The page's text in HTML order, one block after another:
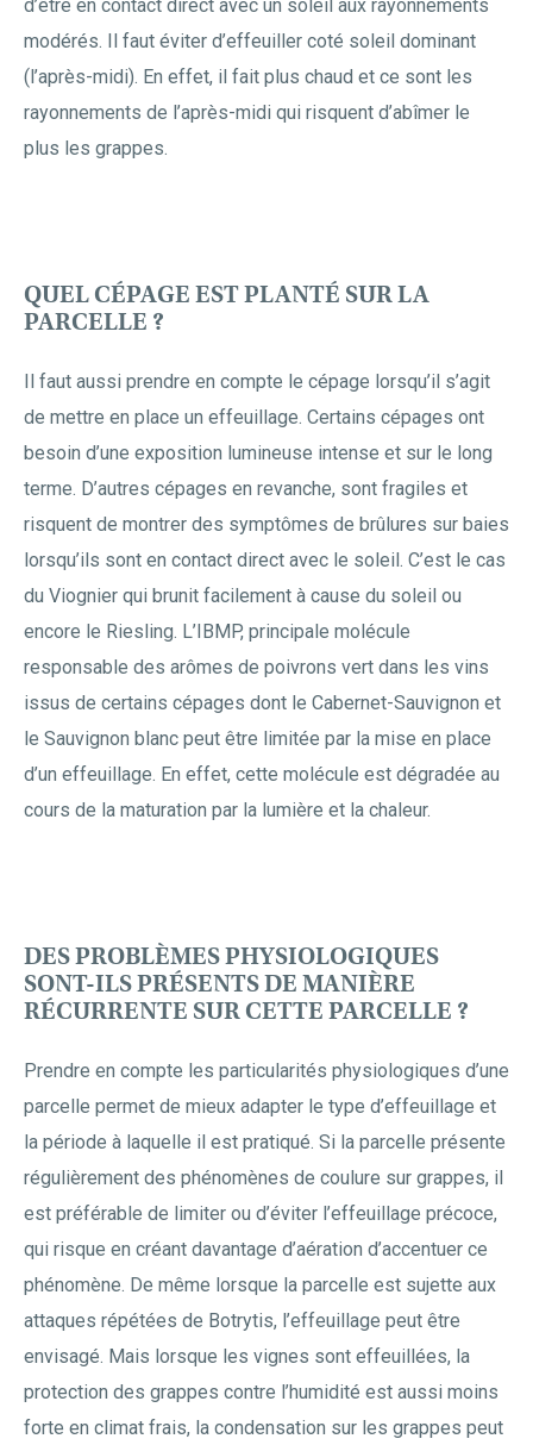
d’être en contact direct avec un soleil aux rayonnements
modérés. Il faut éviter d’effeuiller coté soleil dominant
(l’après-midi). En effet, il fait plus chaud et ce sont les
rayonnements de l’après-midi qui risquent d’abîmer le
plus les grappes.
QUEL CÉPAGE EST PLANTÉ SUR LA
PARCELLE ?
Il faut aussi prendre en compte le cépage lorsqu’il s’agit
de mettre en place un effeuillage. Certains cépages ont
besoin d’une exposition lumineuse intense et sur le long
terme. D’autres cépages en revanche, sont fragiles et
risquent de montrer des symptômes de brûlures sur baies
lorsqu’ils sont en contact direct avec le soleil. C’est le cas
du Viognier qui brunit facilement à cause du soleil ou
encore le Riesling. L’IBMP, principale molécule
responsable des arômes de poivrons vert dans les vins
issus de certains cépages dont le Cabernet-Sauvignon et
le Sauvignon blanc peut être limitée par la mise en place
d’un effeuillage. En effet, cette molécule est dégradée au
cours de la maturation par la lumière et la chaleur.
DES PROBLÈMES PHYSIOLOGIQUES
SONT-ILS PRÉSENTS DE MANIÈRE
RÉCURRENTE SUR CETTE PARCELLE ?
Prendre en compte les particularités physiologiques d’une
parcelle permet de mieux adapter le type d’effeuillage et
la période à laquelle il est pratiqué. Si la parcelle présente
régulièrement des phénomènes de coulure sur grappes, il
est préférable de limiter ou d’éviter l’effeuillage précoce,
qui risque en créant davantage d’aération d’accentuer ce
phénomène. De même lorsque la parcelle est sujette aux
attaques répétées de Botrytis, l’effeuillage peut être
envisagé. Mais lorsque les vignes sont effeuillées, la
protection des grappes contre l’humidité est aussi moins
forte en climat frais, la condensation sur les grappes peut